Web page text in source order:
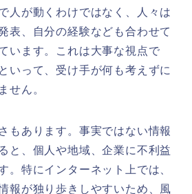
人が動くわけではなく、人々は
表、自分の経験なども合わせて
います。これは大事な視点で
いって、受け手が何も考えずに
せん。
もあります。事実ではない情報
と、個人や地域、企業に不利益
。特にインターネット上では、
報が独り歩きしやすいため、風